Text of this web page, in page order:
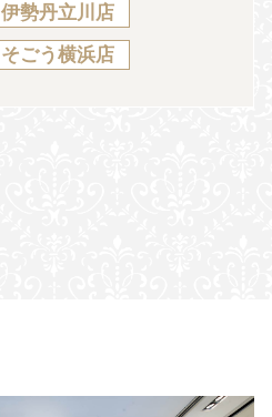
伊勢丹立川店
そごう横浜店